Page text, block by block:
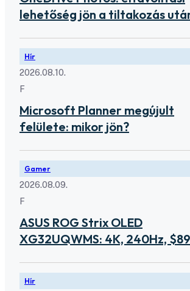
lehetőség jön a tiltakozás
Hír
2026.08.10.
F
Microsoft Planner megújult
felülete: mikor jön?
Gamer
2026.08.09.
F
ASUS ROG Strix OLED
XG32UQWMS: 4K, 240Hz,
Hír